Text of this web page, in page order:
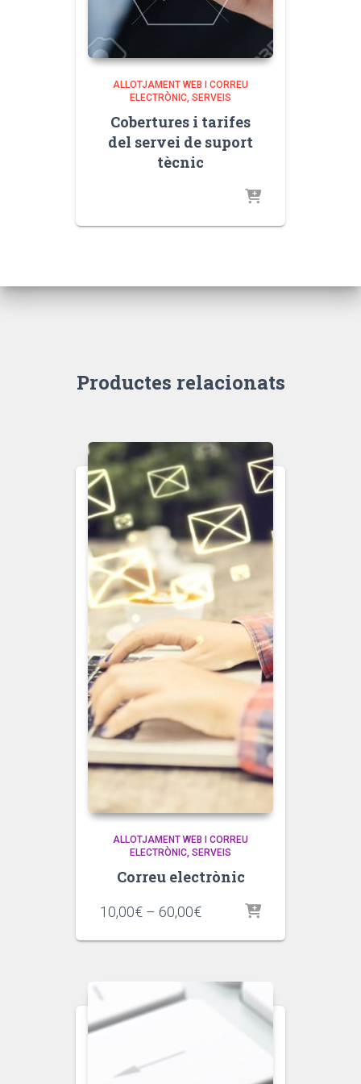
ALLOTJAMENT WEB I CORREU
ELECTRÒNIC SERVEIS
Cobertures i tarifes
del servei de suport
tècnic
Productes relacionats
ALLOTJAMENT WEB I CORREU
ELECTRÒNIC SERVEIS
Correu electrònic
10,00€ – 60,00€Interval
preus:
60,00€